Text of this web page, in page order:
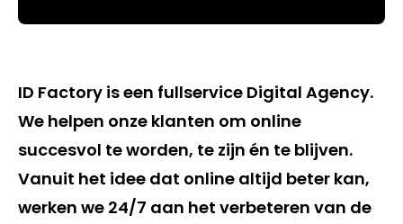
ID Factory is een fullservice Digital Agency.
We helpen onze klanten om online
succesvol te worden, te zijn én te blijven.
Vanuit het idee dat online altijd beter kan,
werken we 24/7 aan het verbeteren van de